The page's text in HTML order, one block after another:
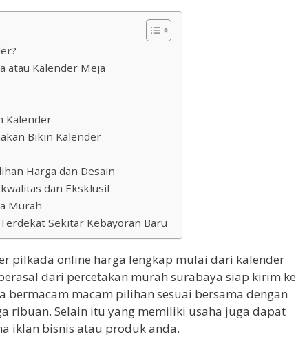
atau Kalender Meja
Kalender
Bikin Kalender
Harga dan Desain
dan Eksklusif
Murah
Sekitar Kebayoran Baru
pilkada online harga lengkap mulai dari kalender
dari percetakan murah surabaya siap kirim ke
bermacam macam pilihan sesuai bersama dengan
ribuan. Selain itu yang memiliki usaha juga dapat
iklan bisnis atau produk anda.